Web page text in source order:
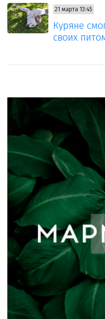
21 марта 13:45
Куряне
своих